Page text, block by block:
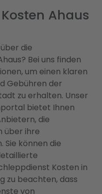
Ahaus
die
Bei uns finden
um einen klaren
Gebühren der
zu erhalten. Unser
bietet Ihnen
die
über ihre
können die
Kosten in
zu beachten, dass
von